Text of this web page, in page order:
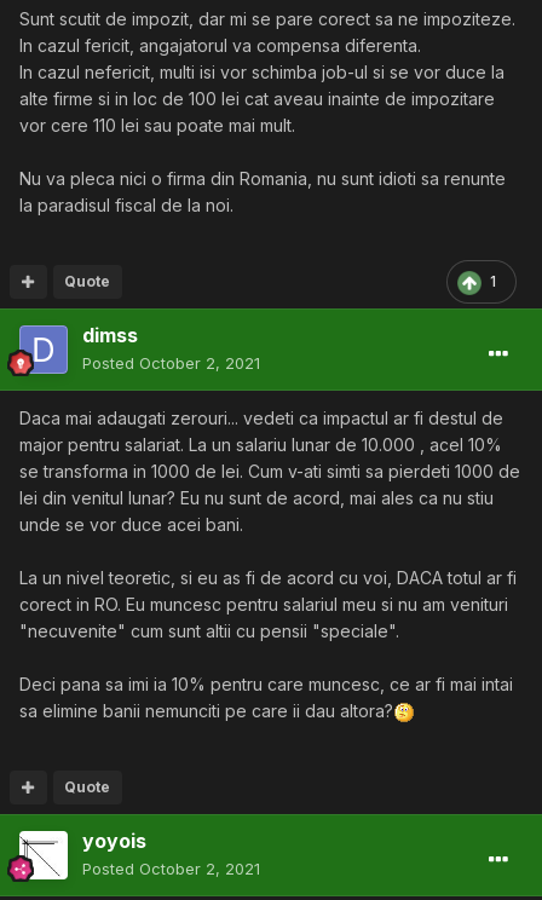
Sunt scutit de impozit, dar mi se pare corect sa ne impoziteze.
In cazul fericit, angajatorul va compensa diferenta.
In cazul nefericit, multi isi vor schimba job-ul si se vor duce la
alte firme si in loc de 100 lei cat aveau inainte de impozitare
vor cere 110 lei sau poate mai mult.
Nu va pleca nici o firma din Romania, nu sunt idioti sa renunte
la paradisul fiscal de la noi.
1
Quote
dimss
Posted October 2, 2021
Daca mai adaugati zerouri... vedeti ca impactul ar fi destul de
major pentru salariat. La un salariu lunar de 10.000 , acel 10%
se transforma in 1000 de lei. Cum v-ati simti sa pierdeti 1000 de
lei din venitul lunar? Eu nu sunt de acord, mai ales ca nu stiu
unde se vor duce acei bani.
La un nivel teoretic, si eu as fi de acord cu voi, DACA totul ar fi
corect in RO. Eu muncesc pentru salariul meu si nu am venituri
"necuvenite" cum sunt altii cu pensii "speciale".
Deci pana sa imi ia 10% pentru care muncesc, ce ar fi mai intai
sa elimine banii nemunciti pe care ii dau altora?
Quote
yoyois
Posted October 2, 2021